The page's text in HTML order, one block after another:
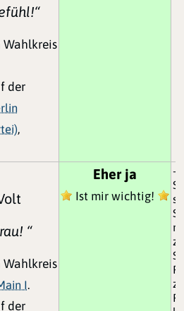
der
,
“
I.
der
Eher ja
Ist mir wichtig!
-